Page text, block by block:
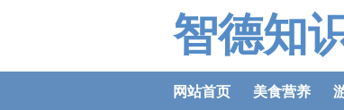
智德知
网站首页 美食营养